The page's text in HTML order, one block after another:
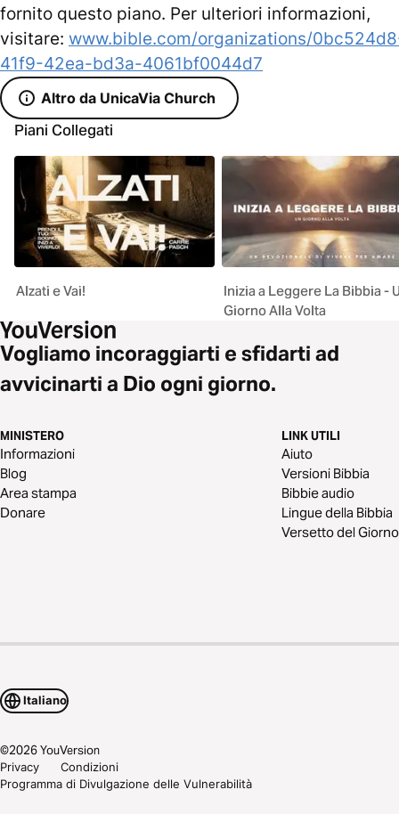
fornito questo piano. Per ulteriori informazioni,
visitare: www.bible.com/organizations/
41f9-42ea-bd3a-4061bf0044d7
Altro da UnicaVia Church
Piani Collegati
Alzati e Vai!
Inizia a Leggere La Bibbia -
Giorno Alla Volta
Vogliamo incoraggiarti e sfidarti ad
avvicinarti a Dio ogni giorno.
MINISTERO
Informazioni
Blog
Area stampa
Donare
LINK UTILI
Aiuto
Versioni Bibbia
Bibbie audio
Lingue della Bibbia
Versetto del Giorno
Italiano
©2026YouVersion
Privacy
Condizioni
Programma di Divulgazione delle Vulnerabilità